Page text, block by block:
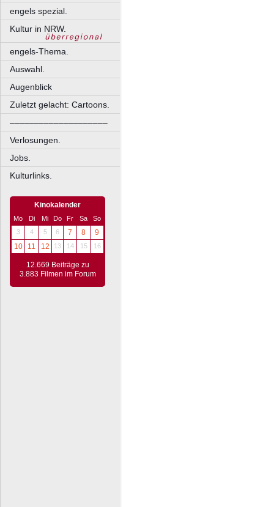
engels spezial.
Kultur in NRW.
engels-Thema.
Auswahl.
Augenblick
Zuletzt gelacht: Cartoons.
––––––––––––––––––––
Verlosungen.
Jobs.
Kulturlinks.
Kinokalender
Mo Di Mi Do Fr Sa
So
3
4 5 6 7 8
9
10
11 12 13 14 15 16
12.669 Beiträge zu
3.883 Filmen im Forum